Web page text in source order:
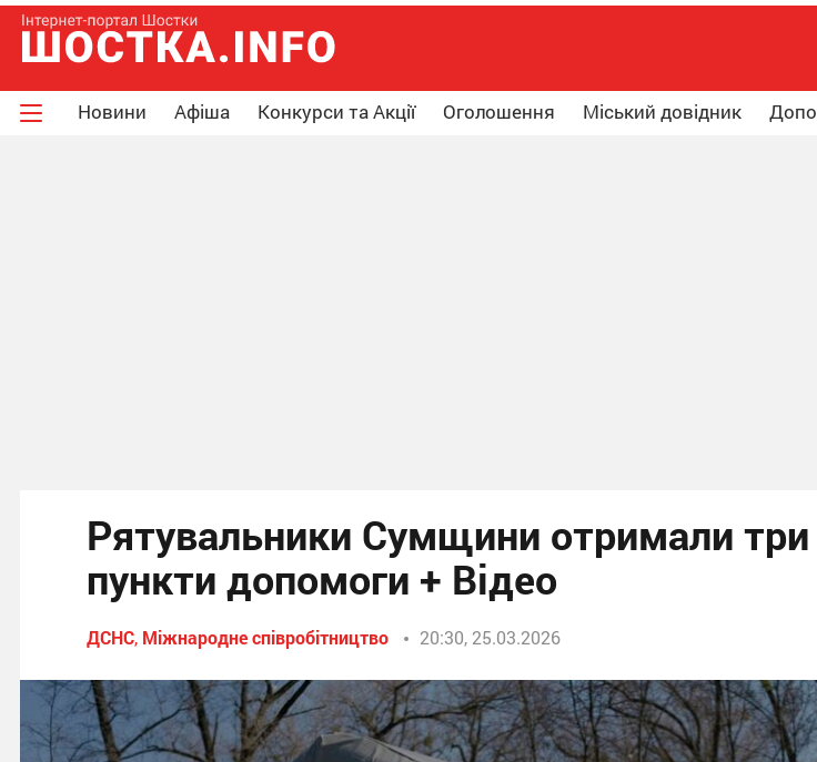
Новини Афіша Конкурси та Акції Оголошення Міський довідник
Рятувальники Сумщини отримали три
пункти допомоги + Відео
ДСНС, Міжнародне співробітництво 20:30, 25.03.2026